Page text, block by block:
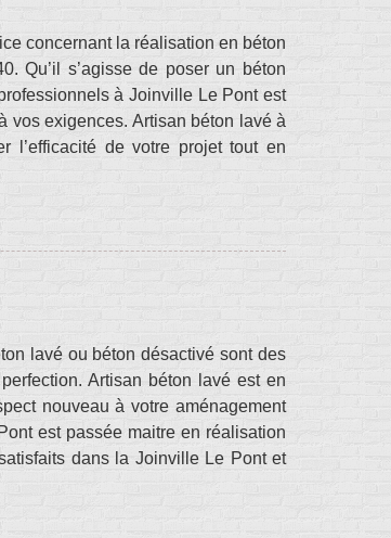
concernant la réalisation en béton
Qu’il s’agisse de poser un béton
à Joinville Le Pont est
vos exigences. Artisan béton lavé à
l’efficacité de votre projet tout en
lavé ou béton désactivé sont des
Artisan béton lavé est en
nouveau à votre aménagement
est passée maitre en réalisation
dans la Joinville Le Pont et